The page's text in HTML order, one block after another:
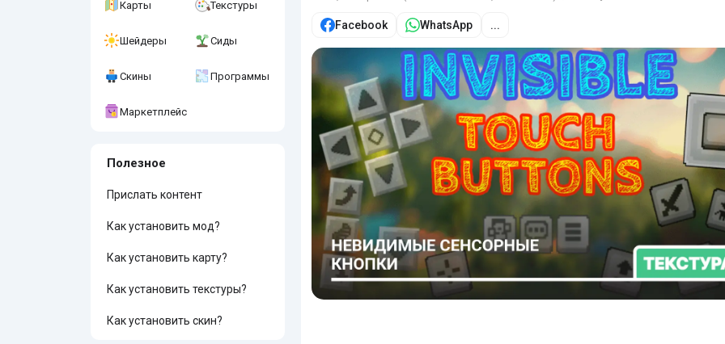
Карты Текстуры
Шейдеры Сиды
Скины Программы
Маркетплейс
Полезное
Прислать контент
Как установить мод?
Как установить карту?
Как установить текстуры?
Как установить скин?
Facebook WhatsApp ...